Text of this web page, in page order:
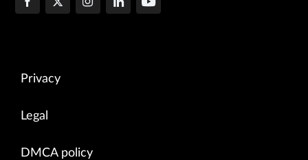
Privacy
Legal
DMCA policy